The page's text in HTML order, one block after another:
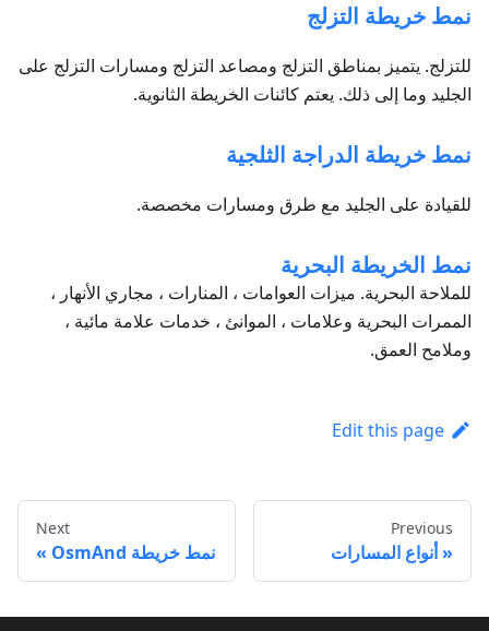
نمط خريطة التزلج
للتزلج. يتميز بمناطق التزلج ومصاعد التزلج ومسارات التزلج على
الجليد وما إلى ذلك. يعتم كائنات الخريطة الثانوية.
نمط خريطة الدراجة الثلجية
للقيادة على الجليد مع طرق ومسارات مخصصة.
نمط الخريطة البحرية
للملاحة البحرية. ميزات العوامات ، المنارات ، مجاري الأنهار ،
الممرات البحرية وعلامات ، الموانئ ، خدمات علامة مائية ،
وملامح العمق.
Edit this page
Previous
أنواع المسارات
Next
نمط خريطة OsmAnd